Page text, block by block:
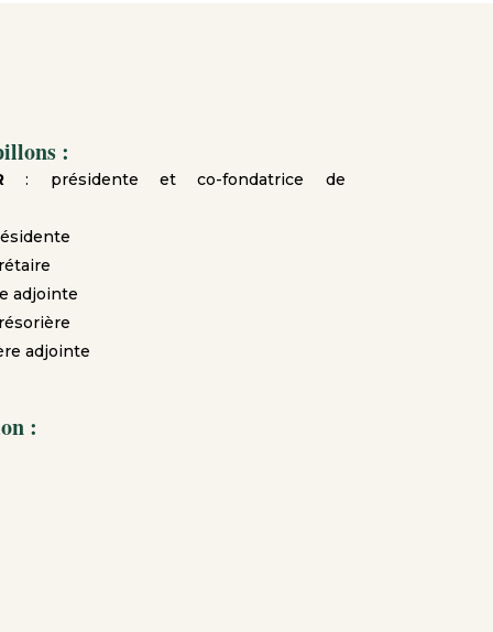
:
: présidente et co-fondatrice de
adjointe
adjointe
: